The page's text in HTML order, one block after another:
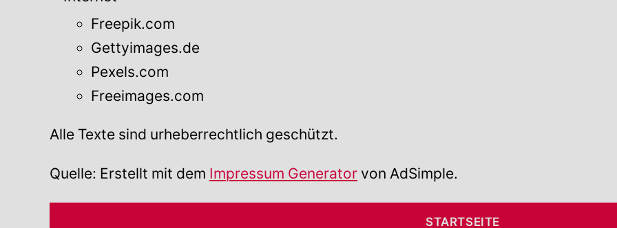
Freepik.com
Gettyimages.de
Pexels.com
Freeimages.com
Alle Texte sind urheberrechtlich geschützt.
Quelle: Erstellt mit dem Impressum Generator von AdSimple.
STARTSEITE